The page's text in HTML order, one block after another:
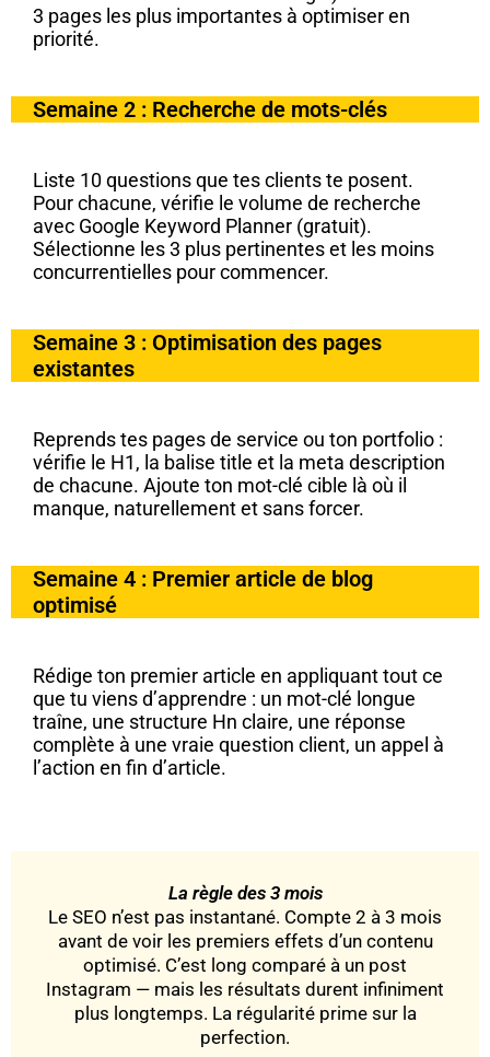
3 pages les plus importantes à optimiser en
priorité.
Semaine 2 : Recherche de mots-clés
Liste 10 questions que tes clients te posent.
Pour chacune, vérifie le volume de recherche
avec Google Keyword Planner (gratuit).
Sélectionne les 3 plus pertinentes et les moins
concurrentielles pour commencer.
Semaine 3 : Optimisation des pages
existantes
Reprends tes pages de service ou ton portfolio :
vérifie le H1, la balise title et la meta description
de chacune. Ajoute ton mot-clé cible là où il
manque, naturellement et sans forcer.
Semaine 4 : Premier article de blog
optimisé
Rédige ton premier article en appliquant tout ce
que tu viens d’apprendre : un mot-clé longue
traîne, une structure Hn claire, une réponse
complète à une vraie question client, un appel à
l’action en fin d’article.
La règle des 3 mois
Le SEO n’est pas instantané. Compte 2 à 3 mois
avant de voir les premiers effets d’un contenu
optimisé. C’est long comparé à un post
Instagram — mais les résultats durent infiniment
plus longtemps. La régularité prime sur la
perfection.